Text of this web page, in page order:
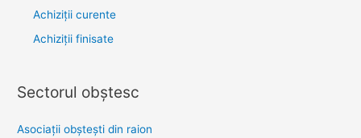
Achiziții curente
Achiziții finisate
Sectorul obştesc
Asociaţii obşteşti din raion